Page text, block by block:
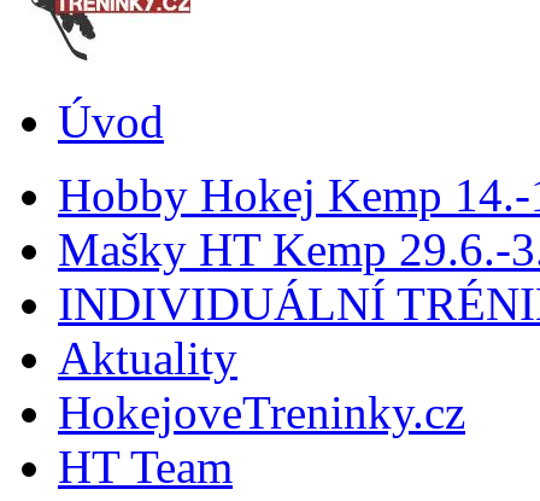
Úvod
Hobby Hokej Kemp
Mašky HT Kemp 29.6.-
INDIVIDUÁLNÍ
Aktuality
HokejoveTreninky.cz
HT Team